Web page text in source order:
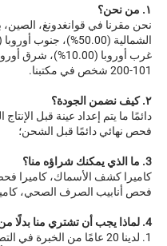
١. من نحن؟
101-200 شخص في مكتبنا.
٢. كيف نضمن الجودة؟
دائمًا ما يتم إعداد عينة قبل
فحص نهائي دائمًا قبل الشحن؛
3. ما الذي يمكنك شراؤه منا؟
فحص أنابيب الصرف الصحي،
4. لماذا يجب أن تشتري منا بدلًا من المورِّدين الآخرين؟